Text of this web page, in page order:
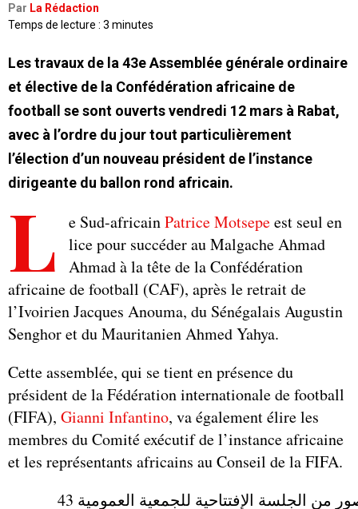
Par La Rédaction
Temps de lecture : 3 minutes
Les travaux de la 43e Assemblée générale ordinaire
et élective de la Confédération africaine de
football se sont ouverts vendredi 12 mars à Rabat,
avec à l’ordre du jour tout particulièrement
l’élection d’un nouveau président de l’instance
dirigeante du ballon rond africain.
L e Sud-africainPatrice Motsepeest seul en
lice pour succéder au Malgache Ahmad
Ahmad à la tête de la Confédération
africaine de football (CAF), après le retrait de
l’Ivoirien Jacques Anouma, du Sénégalais Augustin
Senghor et du Mauritanien Ahmed Yahya.
Cette assemblée, qui se tient en présence du
président de la Fédération internationale de football
(FIFA), Gianni Infantino, va également élire les
membres du Comité exécutif de l’instance africaine
et les représentants africains au Conseil de la FIFA.
صور من الجلسة الإفتتاحية للجمعية العمومية 43